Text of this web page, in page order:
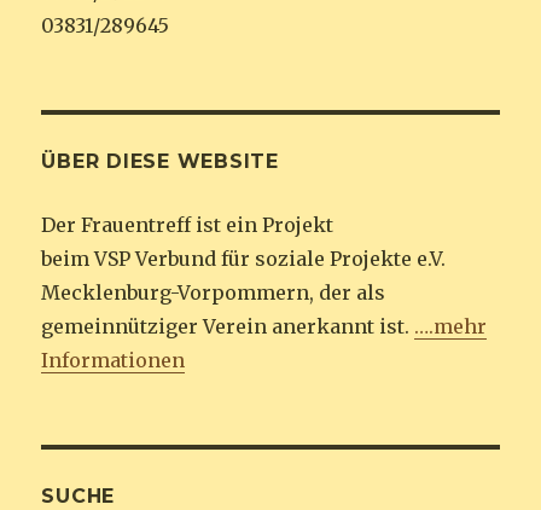
03831/289645
ÜBER DIESE WEBSITE
Der Frauentreff ist ein Projekt
beim VSP Verbund für soziale Projekte e.V.
Mecklenburg-Vorpommern, der als
gemeinnütziger Verein anerkannt ist. ….mehr
Informationen
SUCHE